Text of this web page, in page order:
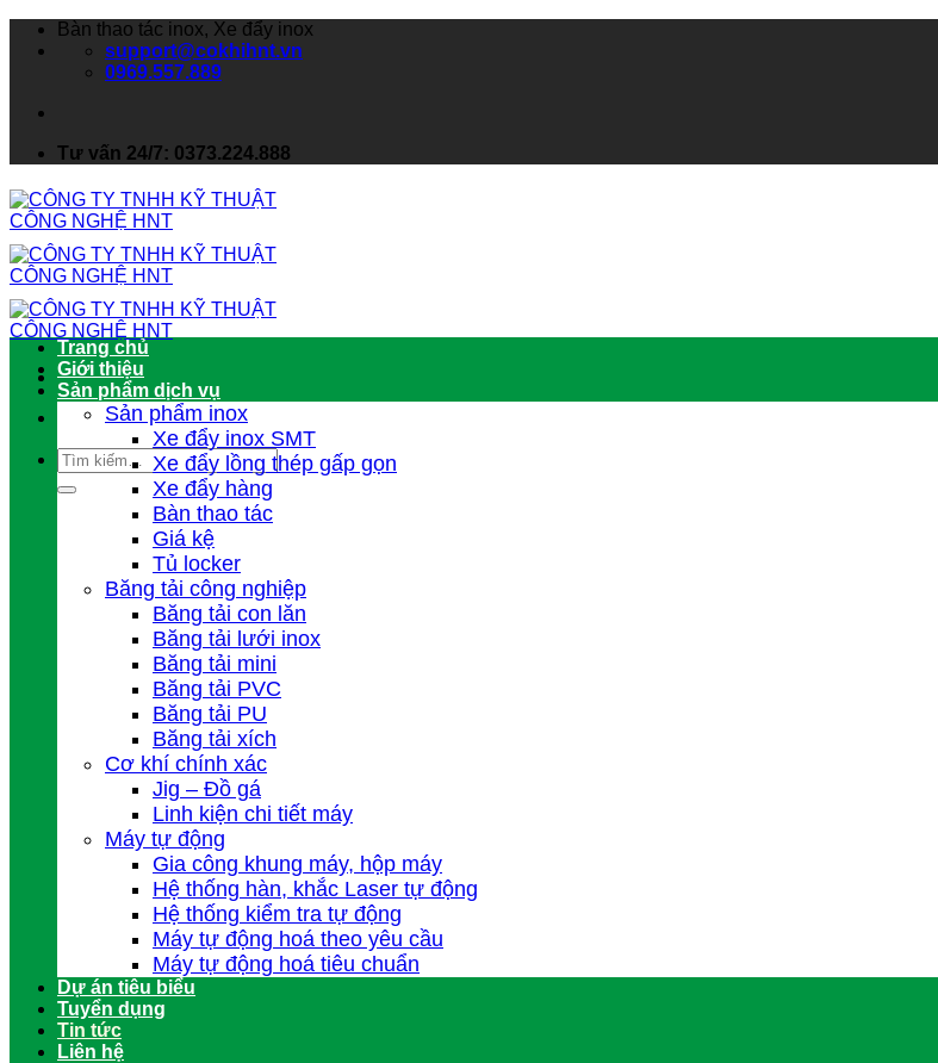
Bàn thao tác inox, Xe đẩy inox
support@cokhihnt.vn
0969.557.889
Tư vấn 24/7: 0373.224.888
Trang chủ
Giới thiệu
Sản phẩm dịch vụ
Sản phẩm inox
Xe đẩy inox SMT
Xe đẩy lồng thép gấp gọn
Xe đẩy hàng
Bàn thao tác
Giá kệ
Tủ locker
Băng tải công nghiệp
Băng tải con lăn
Băng tải lưới inox
Băng tải mini
Băng tải PVC
Băng tải PU
Băng tải xích
Cơ khí chính xác
Jig – Đồ gá
Linh kiện chi tiết máy
Máy tự động
Gia công khung máy, hộp máy
Hệ thống hàn, khắc Laser tự động
Hệ thống kiểm tra tự động
Máy tự động hoá theo yêu cầu
Máy tự động hoá tiêu chuẩn
Dự án tiêu biểu
Tuyển dụng
Tin tức
Liên hệ